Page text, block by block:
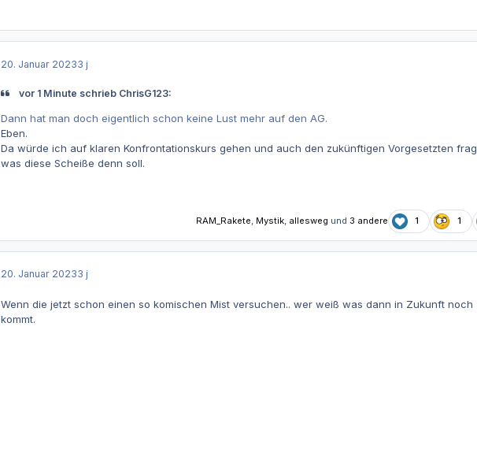
20. Januar 20233 j
vor 1 Minute schrieb ChrisG123:
Dann hat man doch eigentlich schon keine Lust mehr auf den AG.
Eben.
Da würde ich auf klaren Konfrontationskurs gehen und auch den zukünftigen Vorgesetzten
was diese Scheiße denn soll.
RAM_Rakete, Mystik, allesweg und 3 andere 1 1
20. Januar 20233 j
Wenn die jetzt schon einen so komischen Mist versuchen.. wer weiß was dann in Zukunft noch
kommt.